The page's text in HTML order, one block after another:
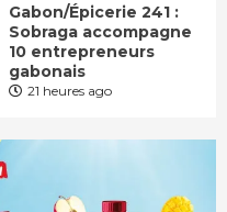
Gabon/Épicerie 241 :
Sobraga accompagne
10 entrepreneurs
gabonais
21 heures ago